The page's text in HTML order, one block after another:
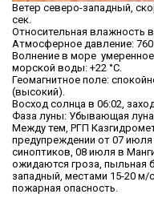
Ветер северо-западный,
сек.
Относительная влажность
Атмосферное давление: 760
Волнение в море
морской воды: +22 °C.
Геомагнитное поле:
(высокий).
Восход солнца в 06:02,
Фаза луны: Убывающая луна.
Между тем, РГП
предупреждении от 07 июля
синоптиков, 08 июля в
ожидаются гроза, пыльная
западный, местами 15-20 м/
пожарная опасность.